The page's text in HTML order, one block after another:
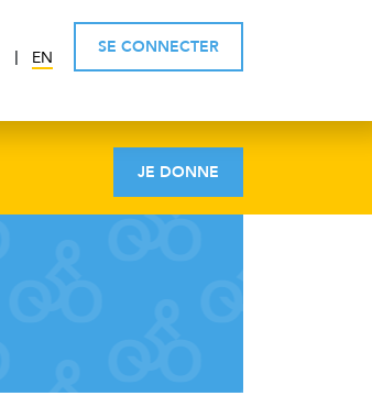
EN
SE CONNECTER
JE DONNE